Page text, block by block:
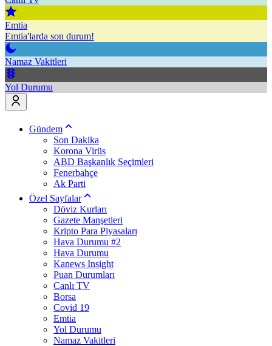
Emtia
Emtia'larda son durum!
Namaz Vakitleri
Yol Durumu
Gündem
Son Dakika
Korona Virüs
ABD Başkanlık Seçimleri
Fenerbahçe
Ak Parti
Özel Sayfalar
Döviz Kurları
Gazete Manşetleri
Kripto Para Piyasaları
Hava Durumu #2
Hava Durumu
Kanews Insight
Puan Durumları
Canlı TV
Borsa
Covid 19
Emtia
Yol Durumu
Namaz Vakitleri